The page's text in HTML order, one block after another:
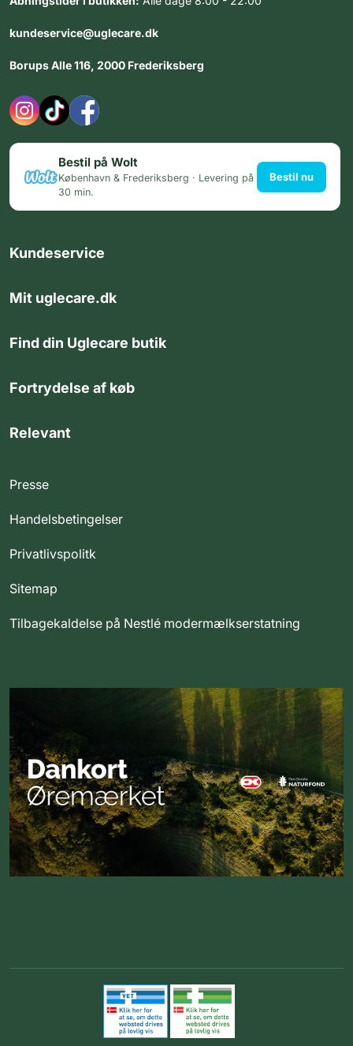
kundeservice@uglecare.dk
Borups Alle 116, 2000 Frederiksberg
Bestil på Wolt
København & Frederiksberg · Levering på
30 min.
Bestil nu
Kundeservice
Mit uglecare.dk
Find din Uglecare butik
Fortrydelse af køb
Relevant
Presse
Handelsbetingelser
Privatlivspolitk
Sitemap
Tilbagekaldelse på Nestlé modermælkserstatning